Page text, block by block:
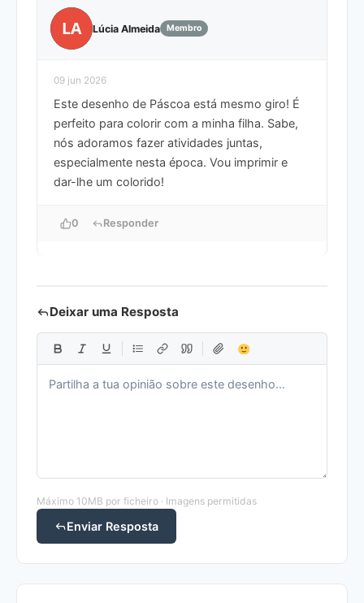
LA Lúcia Almeida Membro
09 jun 2026
Este desenho de Páscoa está mesmo giro! É
perfeito para colorir com a minha filha. Sabe,
nós adoramos fazer atividades juntas,
especialmente nesta época. Vou imprimir e
dar-lhe um colorido!
0 Responder
Deixar uma Resposta
Máximo 10MB por ficheiro · Imagens permitidas
Enviar Resposta